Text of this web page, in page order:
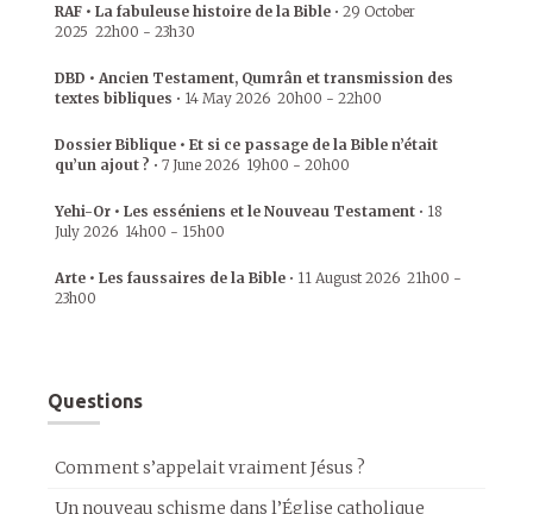
RAF • La fabuleuse histoire de la Bible • 29 October
2025 22h00 - 23h30
DBD • Ancien Testament, Qumrân et transmission des
textes bibliques • 14 May 2026 20h00 - 22h00
Dossier Biblique • Et si ce passage de la Bible n’était
qu’un ajout ? • 7 June 2026 19h00 - 20h00
Yehi-Or • Les esséniens et le Nouveau Testament • 18
July 2026 14h00 - 15h00
Arte • Les faussaires de la Bible • 11 August 2026 21h00 -
23h00
Questions
Comment s’appelait vraiment Jésus ?
Un nouveau schisme dans l’Église catholique